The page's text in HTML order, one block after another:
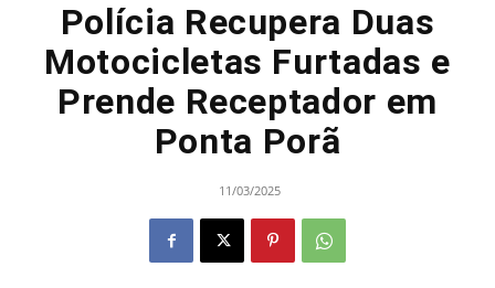
Polícia Recupera Duas
Motocicletas Furtadas e
Prende Receptador em
Ponta Porã
11/03/2025